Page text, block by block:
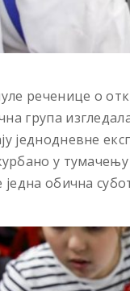
реченице о
група
једнодневне
у
обична